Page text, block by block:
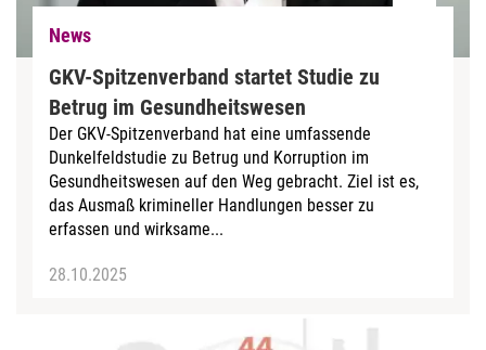
News
GKV-Spitzenverband startet Studie zu
Betrug im Gesundheitswesen
Der GKV-Spitzenverband hat eine umfassende
Dunkelfeldstudie zu Betrug und Korruption im
Gesundheitswesen auf den Weg gebracht. Ziel ist es,
das Ausmaß krimineller Handlungen besser zu
erfassen und wirksame...
28.10.2025